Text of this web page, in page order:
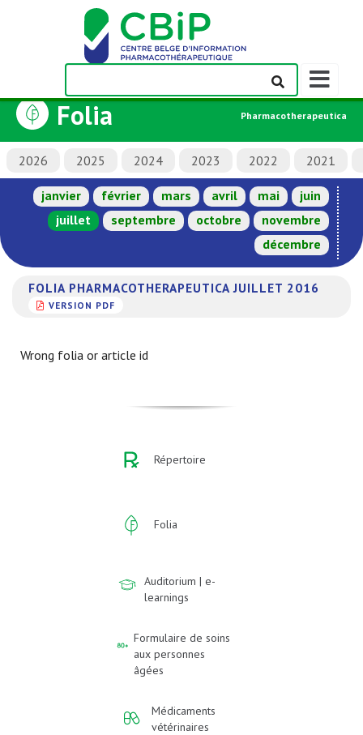
Afficher/
la
de
navigation
Folia Pharmacotherapeutica
2026 2025 2024 2023 2022 2021
janvier février mars avril mai
juin
juillet
septembre octobre
novembre
décembre
FOLIA PHARMACOTHERAPEUTICA JUILLET 2016
VERSION PDF
Wrong folia or article id
Répertoire
Folia
Auditorium | e-
learnings
Formulaire de soins
aux personnes
âgées
Médicaments
vétérinaires